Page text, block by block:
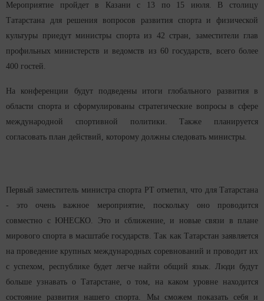
Мероприятие пройдет в Казани с 13 по 15 июля. В столицу
Татарстана для решения вопросов развития спорта и физической
культуры приедут министры спорта из 42 стран, заместители глав
профильных министерств и ведомств из 60 государств, всего более
400 гостей.
На конференции будут подведены итоги глобального развития в
области спорта и сформулированы стратегические вопросы в сфере
международной спортивной политики.
Также планируется
согласовать план действий, которому должны следовать министры.
Первый заместитель министра спорта РТ отметил, что для Татарстана
- это очень важное мероприятие, поскольку оно проводится
совместно с ЮНЕСКО. Это и сближение, и новые связи в плане
мирового спорта в масштабе государств. Так как Татарстан заявляется
на проведение крупных международных соревнований и проводит их
с успехом, республике будет легче найти общий язык. Люди будут
больше узнавать о Татарстане, о том, на каком уровне находится
состояние развития нашего спорта. Мы сможем показать себя и